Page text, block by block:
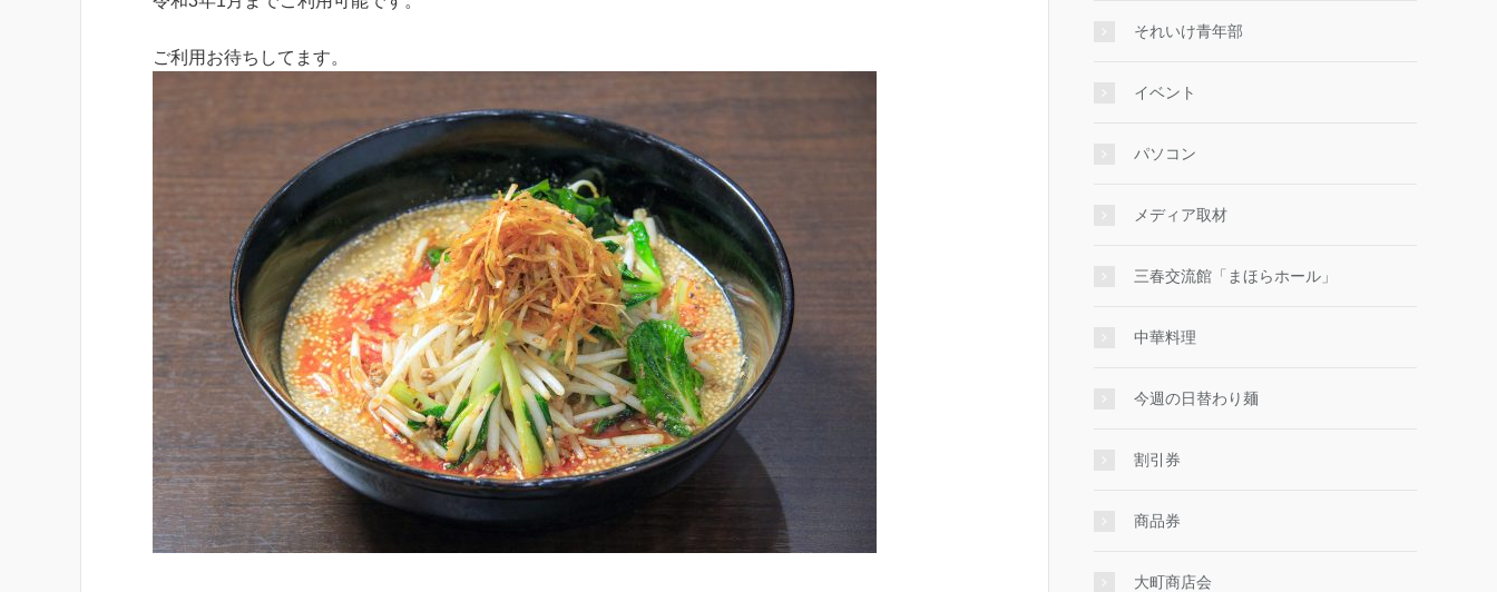
ご利用お待ちしてます。
それいけ青年部
イベント
パソコン
メディア取材
三春交流館「まほらホール」
中華料理
今週の日替わり麺
割引券
商品券
大町商店会